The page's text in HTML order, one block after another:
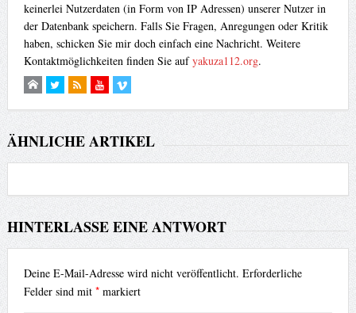
keinerlei Nutzerdaten (in Form von IP Adressen) unserer Nutzer in
der Datenbank speichern. Falls Sie Fragen, Anregungen oder Kritik
haben, schicken Sie mir doch einfach eine Nachricht. Weitere
Kontaktmöglichkeiten finden Sie aufyakuza112.org.
ÄHNLICHE ARTIKEL
HINTERLASSE EINE ANTWORT
Deine E-Mail-Adresse wird nicht veröffentlicht. Erforderliche
Felder sind mit *markiert